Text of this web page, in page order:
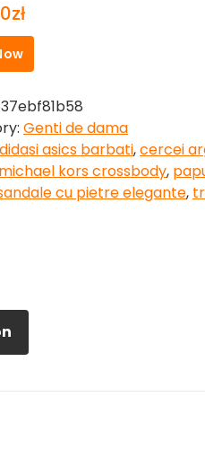
zł
Genti de dama
asics barbati,cercei
michael kors crossbody,
cu pietre elegante,